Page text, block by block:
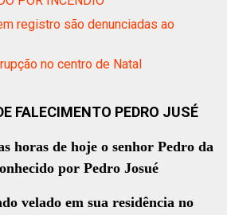
registro são denunciadas ao
no centro de Natal
FALECIMENTO PEDRO JUSÉ
horas de hoje o senhor Pedro da
por Pedro Josué
velado em sua residência no